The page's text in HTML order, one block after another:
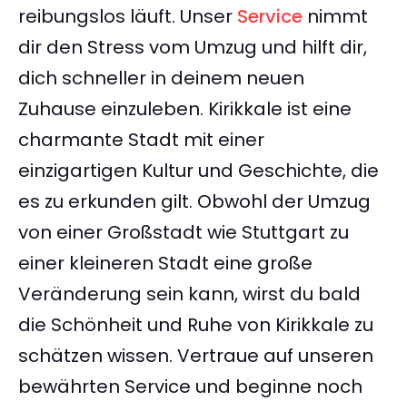
reibungslos läuft. Unser Service nimmt
dir den Stress vom Umzug und hilft dir,
dich schneller in deinem neuen
Zuhause einzuleben. Kirikkale ist eine
charmante Stadt mit einer
einzigartigen Kultur und Geschichte, die
es zu erkunden gilt. Obwohl der Umzug
von einer Großstadt wie Stuttgart zu
einer kleineren Stadt eine große
Veränderung sein kann, wirst du bald
die Schönheit und Ruhe von Kirikkale zu
schätzen wissen. Vertraue auf unseren
bewährten Service und beginne noch